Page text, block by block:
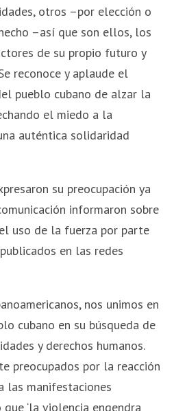
otros –por elección o
–así que son ellos, los
de su propio futuro y
reconoce y aplaude el
pueblo cubano de alzar la
el miedo a la
auténtica solidaridad
su preocupación ya
informaron sobre
uso de la fuerza por parte
en las redes
nos unimos en
cubano en su búsqueda de
y derechos humanos.
preocupados por la reacción
las manifestaciones
‘la violencia engendra